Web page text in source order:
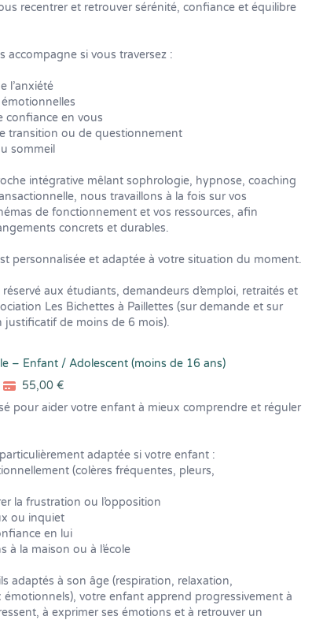
recentrer et retrouver sérénité, confiance et équilibre
accompagne si vous traversez :
l’anxiété
confiance en vous
transition ou de questionnement
sommeil
intégrative mêlant sophrologie, hypnose, coaching
nous travaillons à la fois sur vos
de fonctionnement et vos ressources, afin
concrets et durables.
personnalisée et adaptée à votre situation du moment.
aux étudiants, demandeurs d’emploi, retraités et
Les Bichettes à Paillettes (sur demande et sur
justificatif de moins de 6 mois).
– Enfant / Adolescent (moins de 16 ans)
55,00 €
pour aider votre enfant à mieux comprendre et réguler
adaptée si votre enfant :
(colères fréquentes, pleurs,
la frustration ou l’opposition
ou inquiet
en lui
à la maison ou à l’école
adaptés à son âge (respiration, relaxation,
émotionnels), votre enfant apprend progressivement à
à exprimer ses émotions et à retrouver un